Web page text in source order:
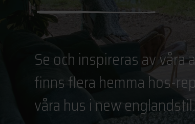
Se och inspireras av våra
finns flera hemma hos-
våra hus i new englandstil.